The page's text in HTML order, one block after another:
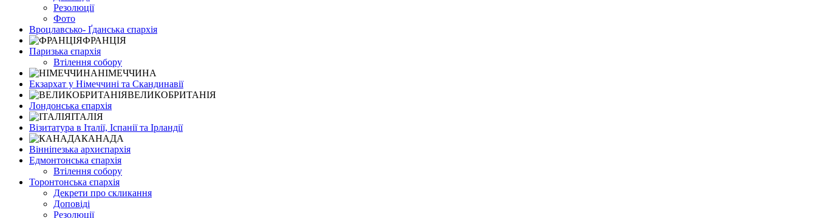
Резолюції
Фото
Вроцлавсько- Ґданська єпархія
ФРАНЦІЯ
Паризька єпархія
Втілення собору
НІМЕЧЧИНА
Екзархат у Німеччині та Скандинавії
ВЕЛИКОБРИТАНІЯ
Лондонська єпархія
ІТАЛІЯ
Візитатура в Італії, Іспанії та Ірландії
КАНАДА
Вінніпезька архиєпархія
Едмонтонська єпархія
Втілення собору
Торонтонська єпархія
Декрети про скликання
Доповіді
Резолюції